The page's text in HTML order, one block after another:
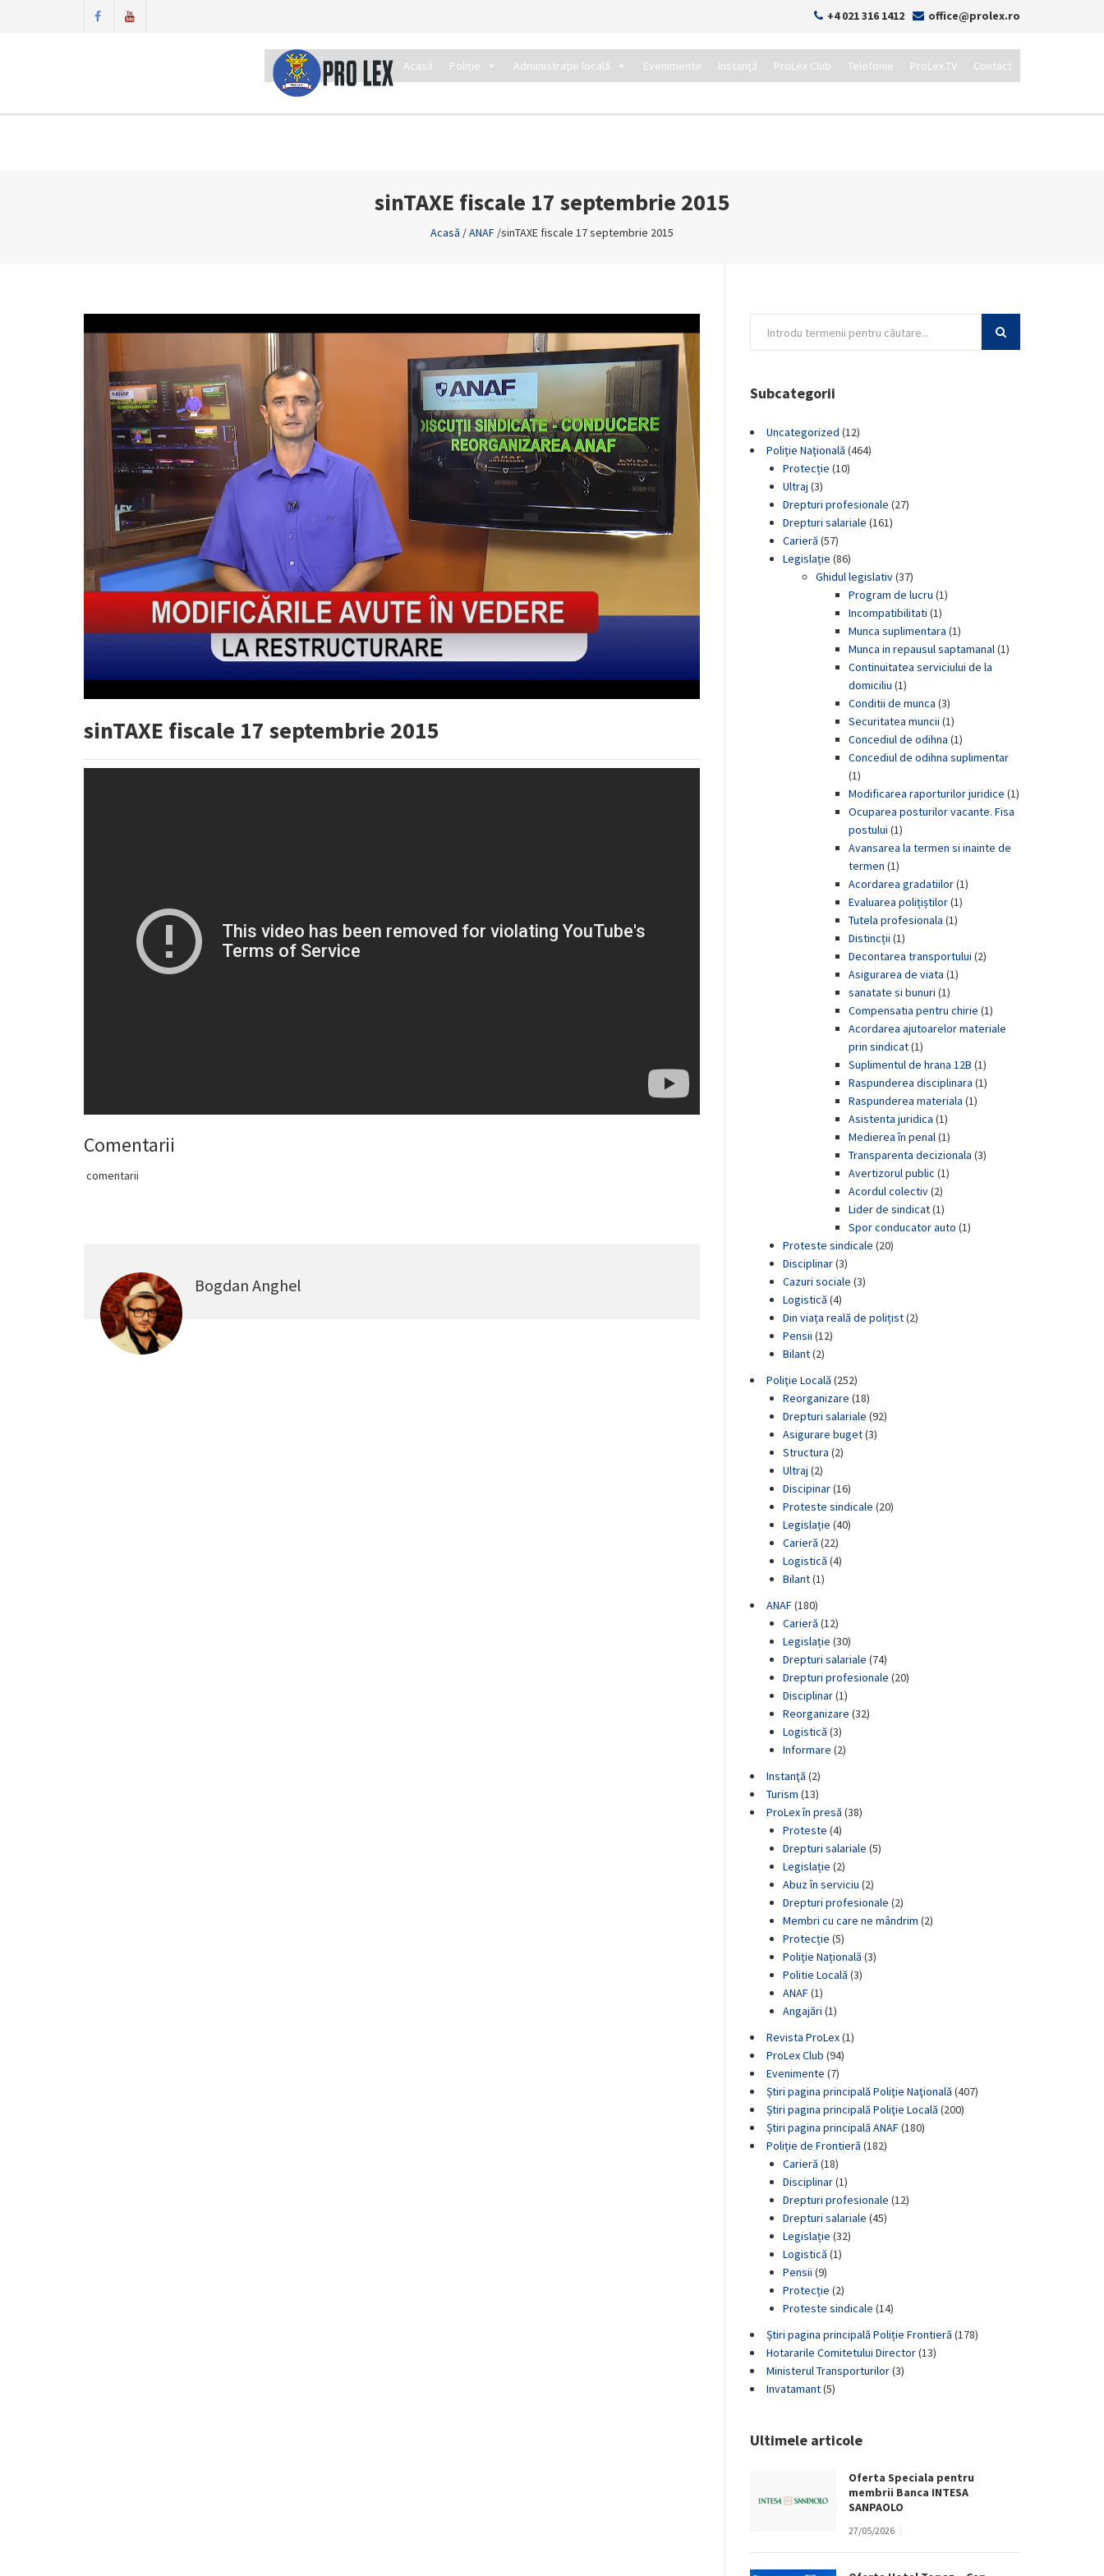
+4 021 316 1412 office@prolex.ro
Acasă Poliție Administrație locală Evenimente Instanță ProLex Club Telefonie ProLex.TV Contact
sinTAXE fiscale 17 septembrie 2015
Acasă /ANAF /sinTAXE fiscale 17 septembrie 2015
sinTAXE fiscale 17 septembrie 2015
Comentarii
comentarii
Bogdan Anghel
Subcategorii
Uncategorized (12)
Poliţie Naţională (464)
Protecție (10)
Ultraj (3)
Drepturi profesionale (27)
Drepturi salariale (161)
Carieră (57)
Legislație (86)
Ghidul legislativ(37)
Program de lucru (1)
Incompatibilitati (1)
Munca suplimentara (1)
Munca in repausul saptamanal(1)
Continuitatea serviciului de la
domiciliu (1)
Conditii de munca (3)
Securitatea muncii (1)
Concediul de odihna (1)
Concediul de odihna suplimentar
(1)
Modificarea raporturilor juridice (1)
Ocuparea posturilor vacante. Fisa
postului (1)
Avansarea la termen si inainte de
termen (1)
Acordarea gradatiilor(1)
Evaluarea polițiștilor(1)
Tutela profesionala (1)
Distincții (1)
Decontarea transportului (2)
Asigurarea de viata (1)
sanatate si bunuri (1)
Compensatia pentru chirie (1)
Acordarea ajutoarelor materiale
prin sindicat(1)
Suplimentul de hrana 12B (1)
Raspunderea disciplinara (1)
Raspunderea materiala (1)
Asistenta juridica (1)
Medierea în penal(1)
Transparenta decizionala (3)
Avertizorul public (1)
Acordul colectiv(2)
Lider de sindicat(1)
Spor conducator auto (1)
Proteste sindicale (20)
Disciplinar(3)
Cazuri sociale (3)
Logistică (4)
Din viața reală de polițist(2)
Pensii (12)
Bilant(2)
Poliţie Locală (252)
Reorganizare (18)
Drepturi salariale (92)
Asigurare buget(3)
Structura (2)
Ultraj (2)
Discipinar(16)
Proteste sindicale (20)
Legislație (40)
Carieră (22)
Logistică (4)
Bilant(1)
ANAF(180)
Carieră (12)
Legislație (30)
Drepturi salariale (74)
Drepturi profesionale (20)
Disciplinar(1)
Reorganizare (32)
Logistică (3)
Informare (2)
Instanţă (2)
Turism (13)
ProLex în presă (38)
Proteste (4)
Drepturi salariale (5)
Legislație (2)
Abuz în serviciu (2)
Drepturi profesionale (2)
Membri cu care ne mândrim (2)
Protecție (5)
Poliție Națională (3)
Politie Locală (3)
ANAF(1)
Angajări (1)
Revista ProLex(1)
ProLex Club (94)
Evenimente (7)
Știri pagina principală Poliţie Naţională (407)
Știri pagina principală Poliţie Locală (200)
Știri pagina principală ANAF(180)
Poliție de Frontieră (182)
Carieră (18)
Disciplinar(1)
Drepturi profesionale (12)
Drepturi salariale (45)
Legislație (32)
Logistică (1)
Pensii (9)
Protecție (2)
Proteste sindicale (14)
Știri pagina principală Poliție Frontieră (178)
Hotararile Comitetului Director(13)
Ministerul Transporturilor(3)
Invatamant(5)
Ultimele articole
Oferta Speciala pentru
membrii Banca INTESA
SANPAOLO
27/05/2026